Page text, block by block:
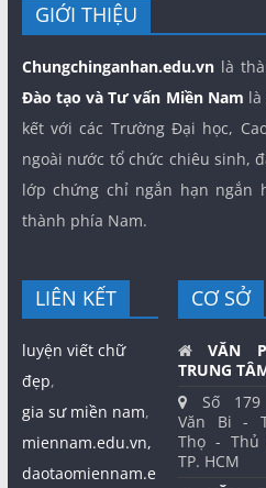
GIỚI THIỆU
Chungchinganhan.edu.vnlà
Đào tạo và Tư vấn Miền Nam là
kết với các Trường Đại học,
ngoài nước tổ chức chiêu sinh,
lớp chứng chỉ ngắn hạn ngắn
thành phía Nam.
LIÊN KẾT
luyện viết chữ
đẹp,
gia sư miền nam,
miennam.edu.vn,
daotaomiennam.e
CƠ SỞ
VĂN
TRUNG
Số
Văn Bi -
Thọ -
TP. HCM